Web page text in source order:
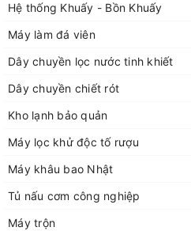
Hệ thống Khuấy - Bồn Khuấy
Máy làm đá viên
Dây chuyền lọc nước tinh khiết
Dây chuyền chiết rót
Kho lạnh bảo quản
Máy lọc khử độc tố rượu
Máy khâu bao Nhật
Tủ nấu cơm công nghiệp
Máy trộn